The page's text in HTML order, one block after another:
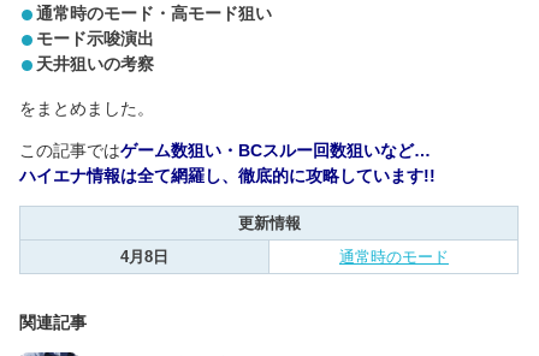
通常時のモード・高モード狙い
モード示唆演出
天井狙いの考察
をまとめました。
この記事ではゲーム数狙い・BCスルー回数狙いなど…
ハイエナ情報は全て網羅し、徹底的に攻略しています!!
更新情報
4月8日
通常時のモード
関連記事